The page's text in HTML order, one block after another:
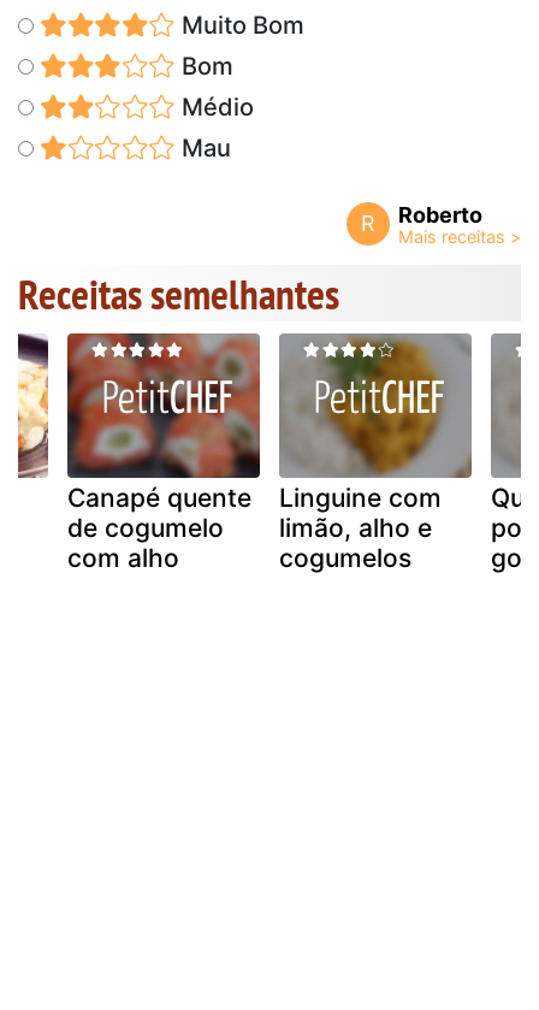
Muito Bom
Bom
Médio
Mau
R Roberto
Receitas semelhantes
Canapé quente
de cogumelo
com alho
Linguine com
limão, alho e
cogumelos